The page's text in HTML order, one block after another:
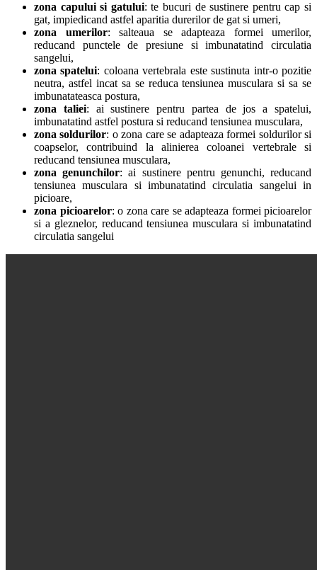
zona capului si gatului: te bucuri de sustinere pentru cap si
gat, impiedicand astfel aparitia durerilor de gat si umeri,
zona umerilor: salteaua se adapteaza formei umerilor,
reducand punctele de presiune si imbunatatind circulatia
sangelui,
zona spatelui: coloana vertebrala este sustinuta intr-o pozitie
neutra, astfel incat sa se reduca tensiunea musculara si sa se
imbunatateasca postura,
zona taliei: ai sustinere pentru partea de jos a spatelui,
imbunatatind astfel postura si reducand tensiunea musculara,
zona soldurilor: o zona care se adapteaza formei soldurilor si
coapselor, contribuind la alinierea coloanei vertebrale si
reducand tensiunea musculara,
zona genunchilor: ai sustinere pentru genunchi, reducand
tensiunea musculara si imbunatatind circulatia sangelui in
picioare,
zona picioarelor: o zona care se adapteaza formei picioarelor
si a gleznelor, reducand tensiunea musculara si imbunatatind
circulatia sangelui